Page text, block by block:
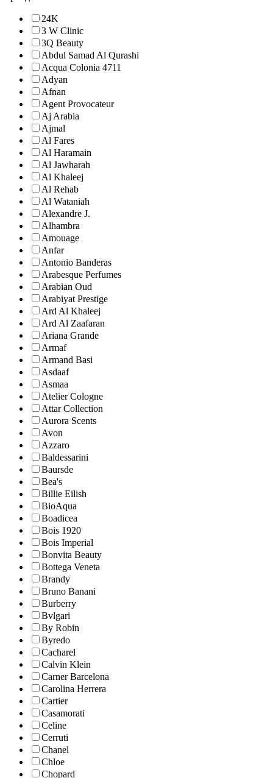
24K
3 W Clinic
3Q Beauty
Abdul Samad Al Qurashi
Acqua Colonia 4711
Adyan
Afnan
Agent Provocateur
Aj Arabia
Ajmal
Al Fares
Al Haramain
Al Jawharah
Al Khaleej
Al Rehab
Al Wataniah
Alexandre J.
Alhambra
Amouage
Anfar
Antonio Banderas
Arabesque Perfumes
Arabian Oud
Arabiyat Prestige
Ard Al Khaleej
Ard Al Zaafaran
Ariana Grande
Armaf
Armand Basi
Asdaaf
Asmaa
Atelier Cologne
Attar Collection
Aurora Scents
Avon
Azzaro
Baldessarini
Baursde
Bea's
Billie Eilish
BioAqua
Boadicea
Bois 1920
Bois Imperial
Bonvita Beauty
Bottega Veneta
Brandy
Bruno Banani
Burberry
Bvlgari
By Robin
Byredo
Cacharel
Calvin Klein
Carner Barcelona
Carolina Herrera
Cartier
Casamorati
Celine
Cerruti
Chanel
Chloe
Chopard